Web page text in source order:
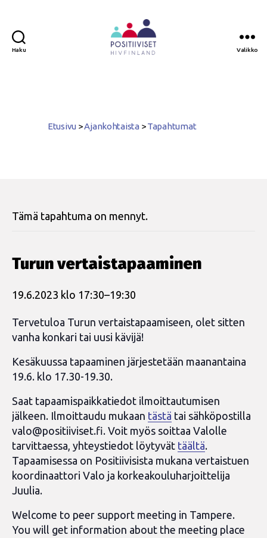
Haku Valikko
Etusivu >Ajankohtaista >Tapahtumat
Tämä tapahtuma on mennyt.
Turun vertaistapaaminen
19.6.2023 klo 17:30–19:30
Tervetuloa Turun vertaistapaamiseen, olet sitten
vanha konkari tai uusi kävijä!
Kesäkuussa tapaaminen järjestetään maanantaina
19.6. klo 17.30-19.30.
Saat tapaamispaikkatiedot ilmoittautumisen
jälkeen. Ilmoittaudu mukaan tästä tai sähköpostilla
valo@positiiviset.fi. Voit myös soittaa Valolle
tarvittaessa, yhteystiedot löytyvät täältä.
Tapaamisessa on Positiivisista mukana vertaistuen
koordinaattori Valo ja korkeakouluharjoittelija
Juulia.
Welcome to peer support meeting in Tampere.
You will get information about the meeting place